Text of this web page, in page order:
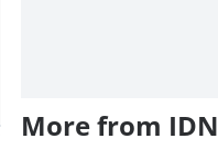
More from IDN